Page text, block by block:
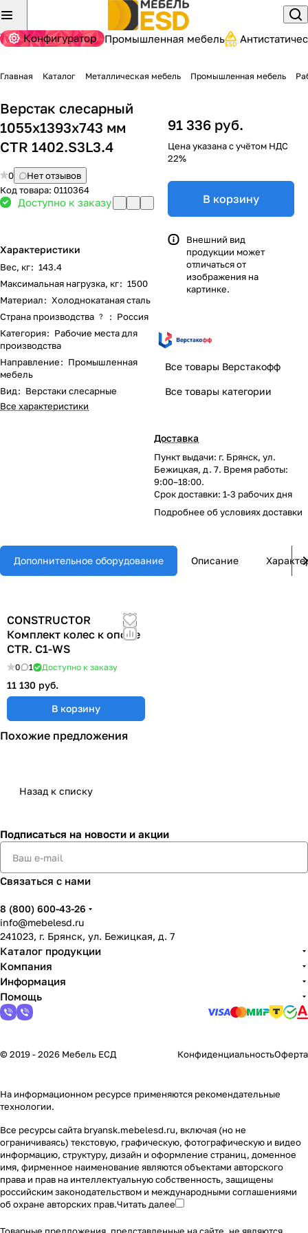
Конфигуратор Промышленная мебель
Главная Каталог Металлическая мебель Промышленная мебель
Верстак слесарный
1055x1393x743 мм
CTR 1402.S3L3.4
0
Нет отзывов
Код товара: 0110364
Доступно к заказу
Характеристики
Вес, кг: 143.4
Максимальная нагрузка, кг: 1500
Материал: Холоднокатаная сталь
Страна производства ? : Россия
Категория: Рабочие места для
производства
Направление: Промышленная
мебель
Вид: Верстаки слесарные
Все характеристики
91 336 руб.
Цена указана с учётом НДС
22%
В корзину
Внешний вид
продукции может
отличаться от
изображения на
картинке.
Все товары Верстакофф
Все товары категории
Доставка
Пункт выдачи: г. Брянск, ул.
Бежицкая, д. 7. Время работы:
9:00–18:00.
Срок доставки: 1-3 рабочих дня
Подробнее обусловиях доставки
Дополнительное оборудование Описание
CONSTRUCTOR
Комплект колес к опоре
CTR. C1-WS
0 1 Доступно к заказу
11 130 руб.
В корзину
Похожие предложения
Назад к списку
Подписаться на новости и акции
Связаться с нами
8 (800) 600-43-26
info@mebelesd.ru
241023, г. Брянск, ул. Бежицкая, д. 7
Каталог продукции
Компания
Информация
Помощь
© 2019 - 2026 Мебель ЕСД КонфиденциальностьОферта
На информационном ресурсе применяются рекомендательные
технологии.
Все ресурсы сайта bryansk.mebelesd.ru, включая (но не
ограничиваясь) текстовую, графическую, фотографическую и видео
информацию, структуру, дизайн и оформление страниц, доменное
имя, фирменное наименование являются объектами авторского
права и прав на интеллектуальную собственность, защищены
российским законодательством и международными соглашениями
об охране авторских прав.Читать далее